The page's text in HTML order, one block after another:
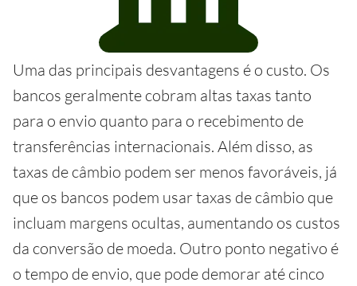
Uma das principais desvantagens é o custo. Os
bancos geralmente cobram altas taxas tanto
para o envio quanto para o recebimento de
transferências internacionais. Além disso, as
taxas de câmbio podem ser menos favoráveis, já
que os bancos podem usar taxas de câmbio que
incluam margens ocultas, aumentando os custos
da conversão de moeda. Outro ponto negativo é
o tempo de envio, que pode demorar até cinco